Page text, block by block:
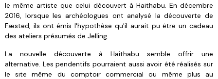
le même artiste que celui découvert à Haithabu. En décembre
2016, lorsque les archéologues ont analysé la découverte de
Fæsted, ils ont émis l'hypothèse qu'il aurait pu être un cadeau
des ateliers présumés de Jelling.
La nouvelle découverte à Haithabu semble offrir une
alternative. Les pendentifs pourraient aussi avoir été réalisés sur
le site même du comptoir commercial ou même plus au